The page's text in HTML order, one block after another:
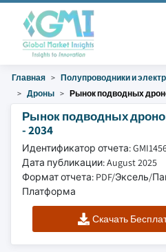
Главная Полупроводники и
Дроны
Рынок подводных
Рынок подводных
- 2034
Идентификатор отчета:
Дата публикации: August 2025
Формат отчета: PDF/Эксель/
Платформа
Скачать